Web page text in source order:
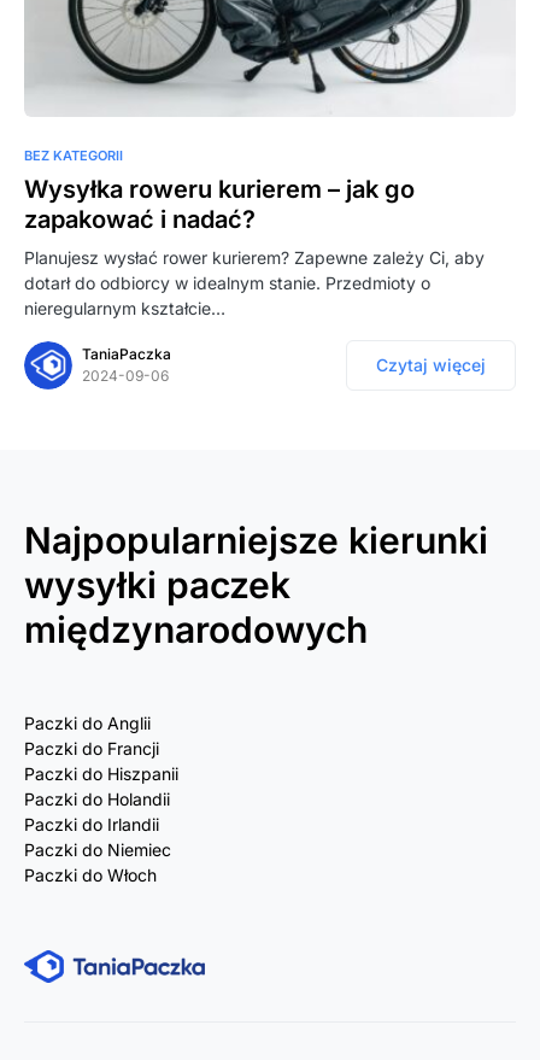
BEZ KATEGORII
Wysyłka roweru kurierem – jak go
zapakować i nadać?
Planujesz wysłać rower kurierem? Zapewne zależy Ci, aby
dotarł do odbiorcy w idealnym stanie. Przedmioty o
nieregularnym kształcie…
TaniaPaczka
2024-09-06
Czytaj więcej
Najpopularniejsze kierunki
wysyłki paczek
międzynarodowych
Paczki do Anglii
Paczki do Francji
Paczki do Hiszpanii
Paczki do Holandii
Paczki do Irlandii
Paczki do Niemiec
Paczki do Włoch